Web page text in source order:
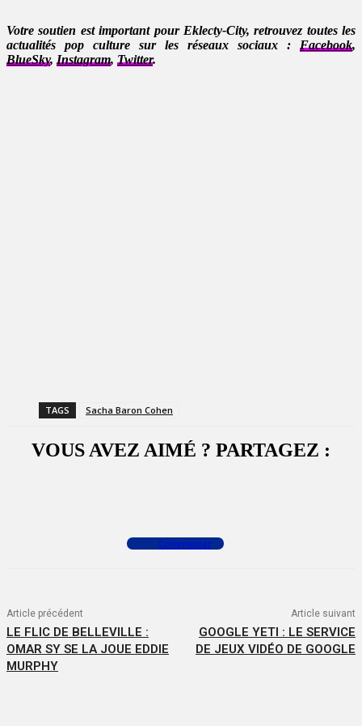
Votre soutien est important pour Eklecty-City, retrouvez toutes les
actualités pop culture sur les réseaux sociaux : Facebook,
BlueSky, Instagram, Twitter.
TAGS Sacha Baron Cohen
VOUS AVEZ AIMÉ ? PARTAGEZ :
Commenter
Article précédent
LE FLIC DE BELLEVILLE :
OMAR SY SE LA JOUE EDDIE
MURPHY
Article suivant
GOOGLE YETI : LE SERVICE
DE JEUX VIDÉO DE GOOGLE